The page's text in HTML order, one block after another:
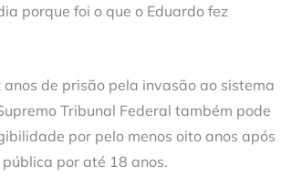
porque foi o que o Eduardo fez
de prisão pela invasão ao sistema
Tribunal Federal também pode
por pelo menos oito anos após
por até 18 anos.